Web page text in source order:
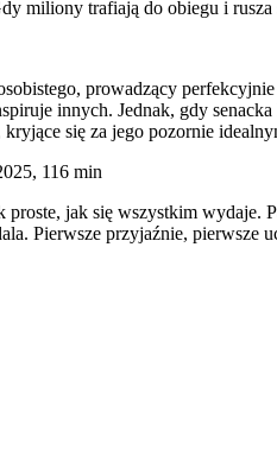
miliony trafiają do obiegu i
prowadzący
innych. Jednak, gdy
kryjące się za jego pozornie
116 min
jak się wszystkim
Pierwsze przyjaźnie,